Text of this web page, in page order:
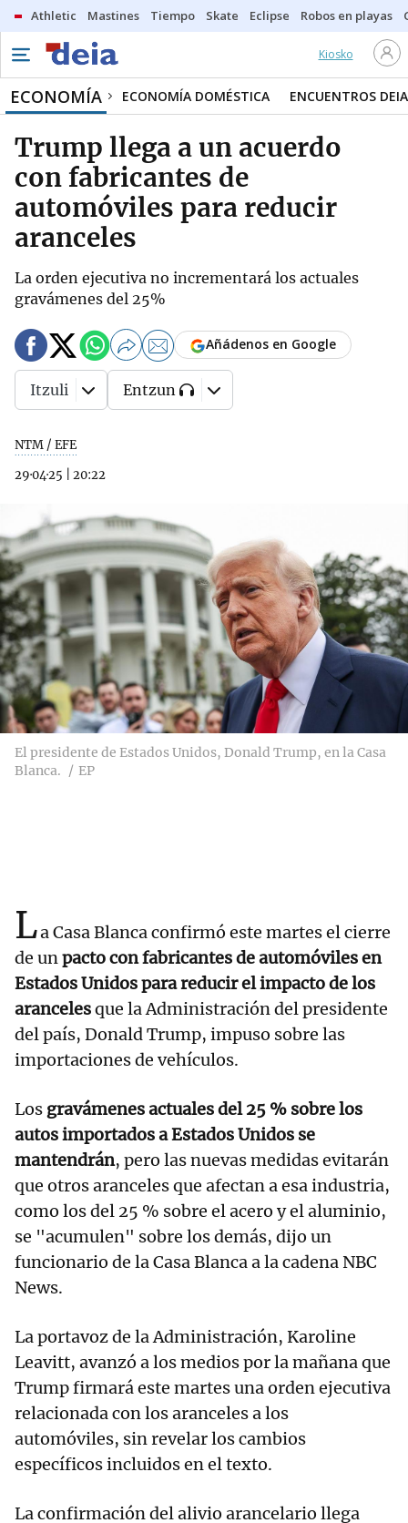
Athletic Mastines Tiempo Skate Eclipse Robos en playas
Kiosko
ECONOMÍA ECONOMÍA DOMÉSTICA ENCUENTROS DEIA
Trump llega a un acuerdo
con fabricantes de
automóviles para reducir
aranceles
La orden ejecutiva no incrementará los actuales
gravámenes del 25%
NTM / EFE
29·04·25
20:22
Añádenos en Google
Itzuli Entzun
El presidente de Estados Unidos, Donald Trump, en la Casa
Blanca.
EP
La Casa Blanca confirmó este martes el cierre
de unpacto con fabricantes de automóviles en
Estados Unidos para reducir el impacto de los
arancelesque la Administración del presidente
del país, Donald Trump, impuso sobre las
importaciones de vehículos.
Los gravámenes actuales del 25 % sobre los
autos importados a Estados Unidos se
mantendrán, pero las nuevas medidas evitarán
que otros aranceles que afectan a esa industria,
como los del 25 % sobre el acero y el aluminio,
se "acumulen" sobre los demás, dijo un
funcionario de la Casa Blanca a la cadena NBC
News.
La portavoz de la Administración, Karoline
Leavitt, avanzó a los medios por la mañana que
Trump firmará este martes una orden ejecutiva
relacionada con los aranceles a los
automóviles, sin revelar los cambios
específicos incluidos en el texto.
La confirmación del alivio arancelario llega